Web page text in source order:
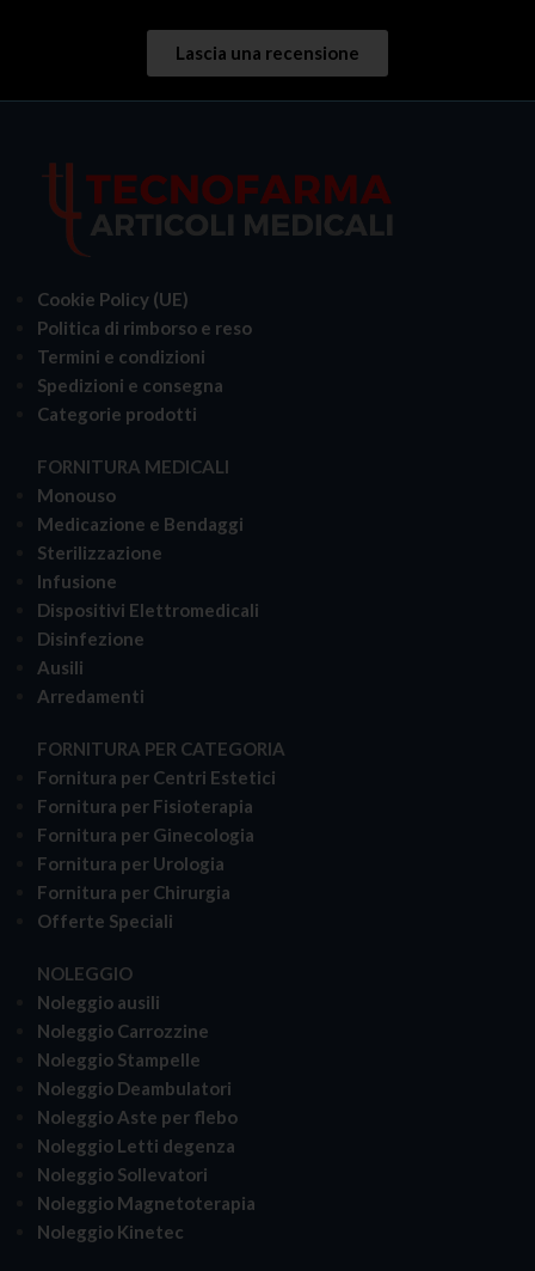
Lascia una recensione
Cookie Policy (UE)
Politica di rimborso e reso
Termini e condizioni
Spedizioni e consegna
Categorie prodotti
FORNITURA MEDICALI
Monouso
Medicazione e Bendaggi
Sterilizzazione
Infusione
Dispositivi Elettromedicali
Disinfezione
Ausili
Arredamenti
FORNITURA PER CATEGORIA
Fornitura per Centri Estetici
Fornitura per Fisioterapia
Fornitura per Ginecologia
Fornitura per Urologia
Fornitura per Chirurgia
Offerte Speciali
NOLEGGIO
Noleggio ausili
Noleggio Carrozzine
Noleggio Stampelle
Noleggio Deambulatori
Noleggio Aste per flebo
Noleggio Letti degenza
Noleggio Sollevatori
Noleggio Magnetoterapia
Noleggio Kinetec